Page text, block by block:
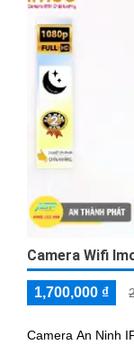
Camera Wifi
1,700,000 ₫
Camera An Ninh